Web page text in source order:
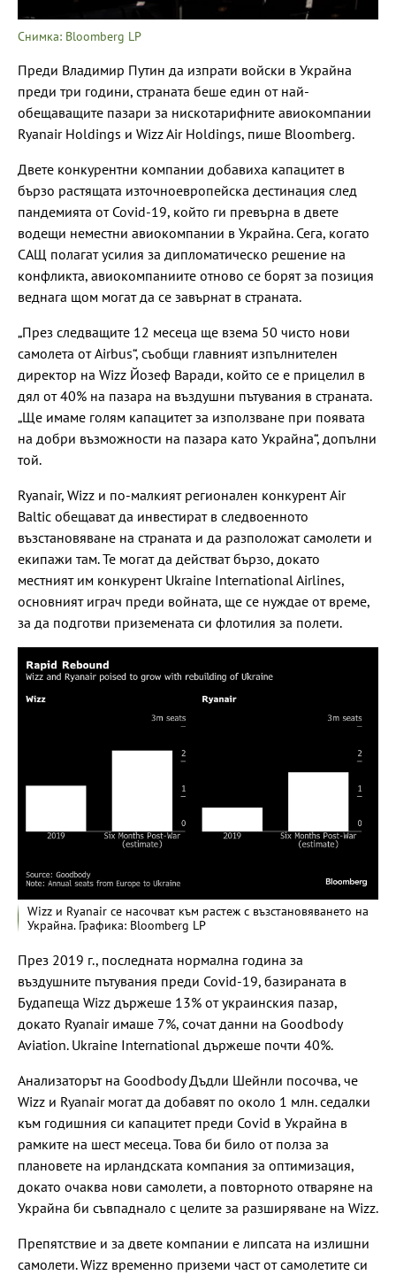
Снимка: Bloomberg LP
Преди Владимир Путин да изпрати войски в Украйна
преди три години, страната беше един от най-
обещаващите пазари за нискотарифните авиокомпании
Ryanair Holdings и Wizz Air Holdings, пише Bloomberg.
Двете конкурентни компании добавиха капацитет в
бързо растящата източноевропейска дестинация след
пандемията от Covid-19, който ги превърна в двете
водещи неместни авиокомпании в Украйна. Сега, когато
САЩ полагат усилия за дипломатическо решение на
конфликта, авиокомпаниите отново се борят за позиция
веднага щом могат да се завърнат в страната.
„През следващите 12 месеца ще взема 50 чисто нови
самолета от Airbus“, съобщи главният изпълнителен
директор на Wizz Йозеф Варади, който се е прицелил в
дял от 40% на пазара на въздушни пътувания в страната.
„Ще имаме голям капацитет за използване при появата
на добри възможности на пазара като Украйна“, допълни
той.
Ryanair, Wizz и по-малкият регионален конкурент Air
Baltic обещават да инвестират в следвоенното
възстановяване на страната и да разположат самолети и
екипажи там. Те могат да действат бързо, докато
местният им конкурент Ukraine International Airlines,
основният играч преди войната, ще се нуждае от време,
за да подготви приземената си флотилия за полети.
Wizz и Ryanair се насочват към растеж с възстановяването на
Украйна. Графика: Bloomberg LP
През 2019 г., последната нормална година за
въздушните пътувания преди Covid-19, базираната в
Будапеща Wizz държеше 13% от украинския пазар,
докато Ryanair имаше 7%, сочат данни на Goodbody
Aviation. Ukraine International държеше почти 40%.
Анализаторът на Goodbody Дъдли Шейнли посочва, че
Wizz и Ryanair могат да добавят по около 1 млн. седалки
към годишния си капацитет преди Covid в Украйна в
рамките на шест месеца. Това би било от полза за
плановете на ирландската компания за оптимизация,
докато очаква нови самолети, а повторното отваряне на
Украйна би съвпаднало с целите за разширяване на Wizz.
Препятствие и за двете компании е липсата на излишни
самолети. Wizz временно приземи част от самолетите си